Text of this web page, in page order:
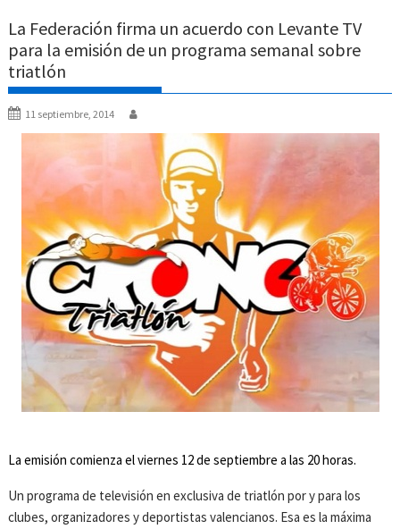
La Federación firma un acuerdo con Levante TV
para la emisión de un programa semanal sobre
triatlón
11 septiembre, 2014
La emisión comienza el viernes 12 de septiembre a las 20 horas.
Un programa de televisión en exclusiva de triatlón por y para los
clubes, organizadores y deportistas valencianos. Esa es la máxima